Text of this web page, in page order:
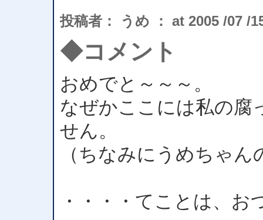
投稿者： うめ ： at 2005 /07 /
◆コメント
おめでと～～～。
なぜかここには私の腐
せん。
（ちなみにうめちゃ
・・・・てことは、お